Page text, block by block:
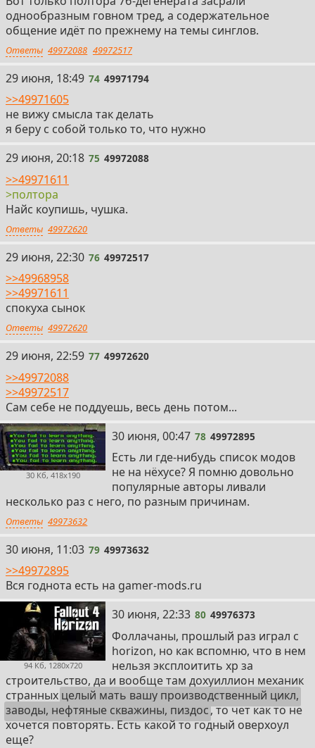
однообразным говном тред, а содержательное
общение идёт по прежнему на темы синглов.
Ответы 49972088 49972517
74
29 июня, 18:49 74 49971794
>>49971605
не вижу смысла так делать
я беру с собой только то, что нужно
75
29 июня, 20:18 75 49972088
>>49971611
>полтора
Найс коупишь, чушка.
Ответы 49972620
76
29 июня, 22:30 76 49972517
>>49968958
>>49971611
спокуха сынок
Ответы 49972620
77
29 июня, 22:59 77 49972620
>>49972088
>>49972517
Сам себе не поддуешь, весь день потом...
30 Кб, 418x190
78
30 июня, 00:47 78 49972895
Есть ли где-нибудь список модов
не на нёхусе? Я помню довольно
популярные авторы ливали
несколько раз с него, по разным причинам.
Ответы 49973632
79
30 июня, 11:03 79 49973632
>>49972895
Вся годнота есть на gamer-mods.ru
94 Кб, 1280x720
80
30 июня, 22:33 80 49976373
Фоллачаны, прошлый раз играл с
horizon, но как вспомню, что в нем
нельзя эксплоитить xp за
строительство, да и вообще там дохуиллион механик
странных целый мать вашу производственный цикл,
заводы, нефтяные скважины, пиздос, то чет как то не
хочется повторять. Есть какой то годный оверхоул
еще?